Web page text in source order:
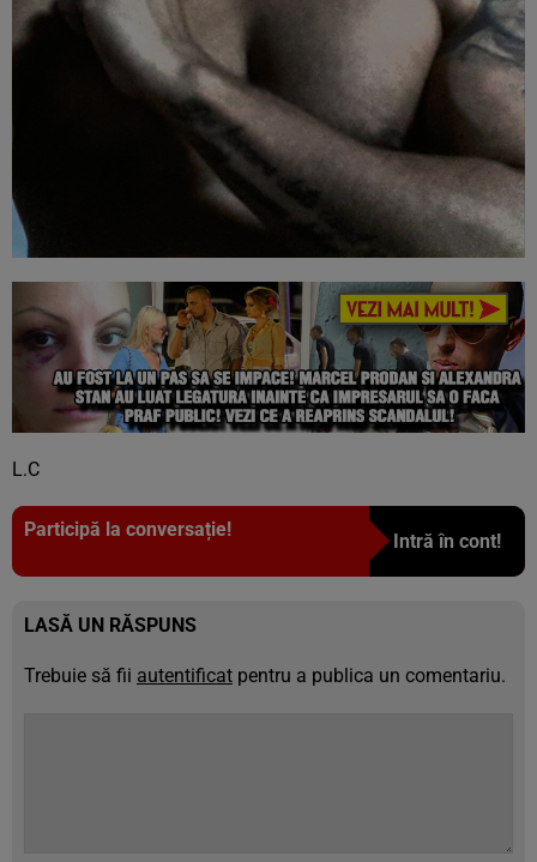
L.C
Participă la conversație!
Intră în cont!
LASĂ UN RĂSPUNS
Trebuie să fii autentificat pentru a publica un comentariu.